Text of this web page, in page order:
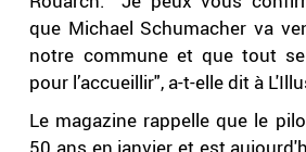
que Michael Schumacher va
notre commune et que tout
pour l’accueillir", a-t-elle dit à
Le magazine rappelle que le